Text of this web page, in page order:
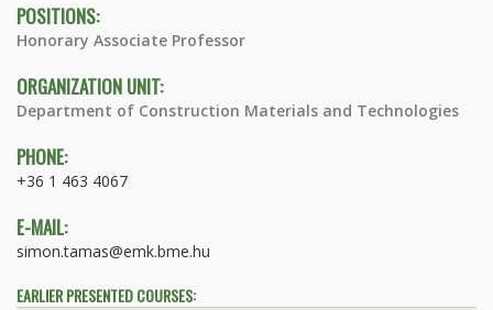
POSITIONS:
Honorary Associate Professor
ORGANIZATION UNIT:
Department of Construction Materials and Technologies
PHONE:
+36 1 463 4067
E-MAIL:
simon.tamas@emk.bme.hu
EARLIER PRESENTED COURSES: